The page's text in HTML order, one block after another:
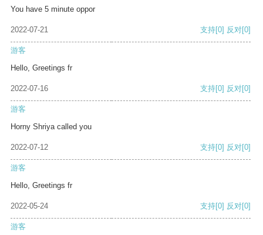
You have 5 minute oppor
2022-07-21 支持[0] 反对[0]
游客
Hello, Greetings fr
2022-07-16 支持[0] 反对[0]
游客
Horny Shriya called you
2022-07-12 支持[0] 反对[0]
游客
Hello, Greetings fr
2022-05-24 支持[0] 反对[0]
游客